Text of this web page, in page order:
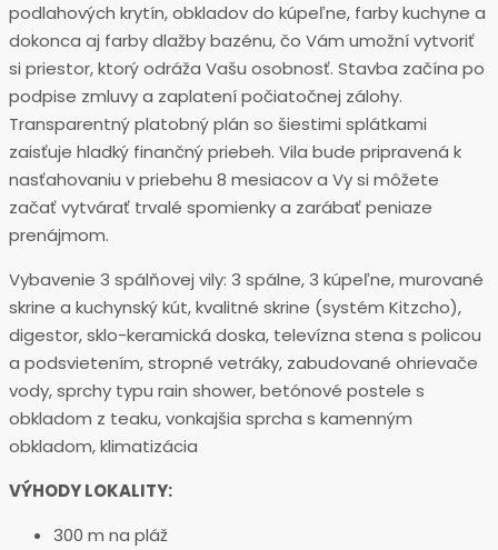
podlahových krytín, obkladov do kúpeľne, farby kuchyne a
dokonca aj farby dlažby bazénu, čo Vám umožní vytvoriť
si priestor, ktorý odráža Vašu osobnosť. Stavba začína po
podpise zmluvy a zaplatení počiatočnej zálohy.
Transparentný platobný plán so šiestimi splátkami
zaisťuje hladký finančný priebeh. Vila bude pripravená k
nasťahovaniu v priebehu 8 mesiacov a Vy si môžete
začať vytvárať trvalé spomienky a zarábať peniaze
prenájmom.
Vybavenie 3 spálňovej vily: 3 spálne, 3 kúpeľne, murované
skrine a kuchynský kút, kvalitné skrine (systém Kitzcho),
digestor, sklo-keramická doska, televízna stena s policou
a podsvietením, stropné vetráky, zabudované ohrievače
vody, sprchy typu rain shower, betónové postele s
obkladom z teaku, vonkajšia sprcha s kamenným
obkladom, klimatizácia
VÝHODY LOKALITY:
300 m na pláž